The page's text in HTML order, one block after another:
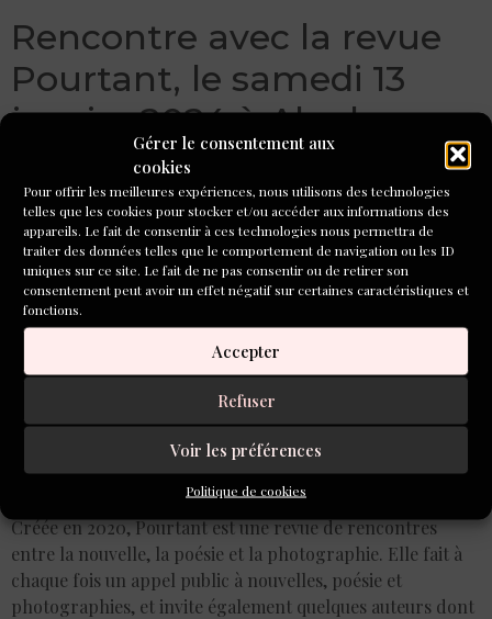
Gérer le consentement aux
cookies
Pour offrir les meilleures expériences, nous utilisons des technologies
telles que les cookies pour stocker et/ou accéder aux informations des
appareils. Le fait de consentir à ces technologies nous permettra de
traiter des données telles que le comportement de navigation ou les ID
uniques sur ce site. Le fait de ne pas consentir ou de retirer son
consentement peut avoir un effet négatif sur certaines caractéristiques et
fonctions.
Accepter
Refuser
Voir les préférences
Politique de cookies
Rencontre avec la revue
Pourtant, le samedi 13
janvier 2024 à Aleph-
Écriture
Créée en 2020, Pourtant est une revue de rencontres
entre la nouvelle, la poésie et la photographie. Elle fait à
chaque fois un appel public à nouvelles, poésie et
photographies, et invite également quelques auteurs dont